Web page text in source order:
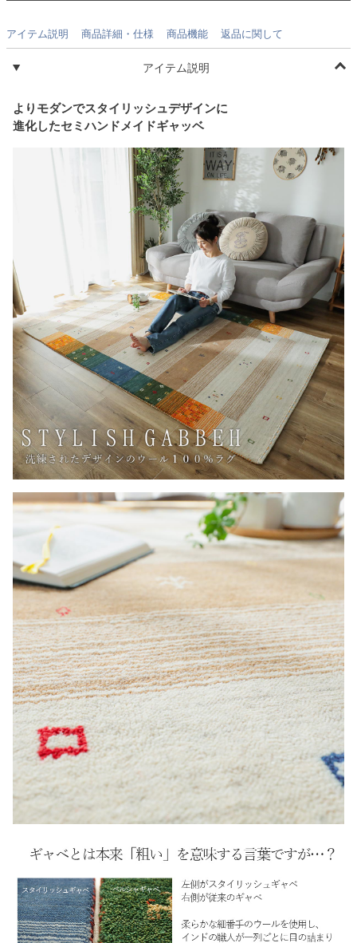
アイテム説明 商品詳細・仕様 商品機能 返品に関して
アイテム説明
よりモダンでスタイリッシュデザインに
進化したセミハンドメイドギャッベ